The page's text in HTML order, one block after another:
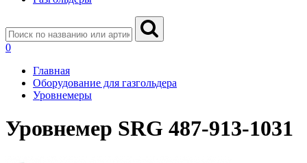
0
Главная
Оборудование для газгольдера
Уровнемеры
Уровнемер SRG 487-913-1031